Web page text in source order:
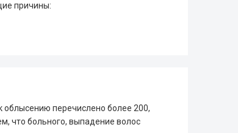
причины:
облысению перечислено более 200,
что больного, выпадение волос